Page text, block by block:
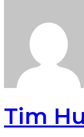
Tim